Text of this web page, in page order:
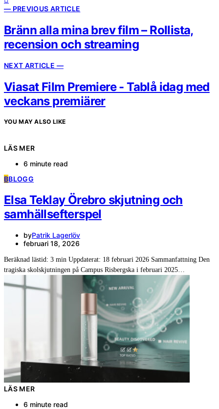
— PREVIOUS ARTICLE
Bränn alla mina brev film – Rollista,
recension och streaming
NEXT ARTICLE —
Viasat Film Premiere - Tablå idag med
veckans premiärer
YOU MAY ALSO LIKE
LÄS MER
6 minute read
BBLOGG
Elsa Teklay Örebro skjutning och
samhällsefterspel
byPatrik Lagerlöv
februari 18, 2026
Beräknad lästid: 3 min Uppdaterat: 18 februari 2026 Sammanfattning Den
tragiska skolskjutningen på Campus Risbergska i februari 2025…
LÄS MER
6 minute read